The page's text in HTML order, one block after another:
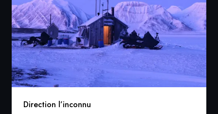
Direction l’inconnu